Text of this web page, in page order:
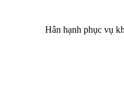
Hân hạnh phục vụ